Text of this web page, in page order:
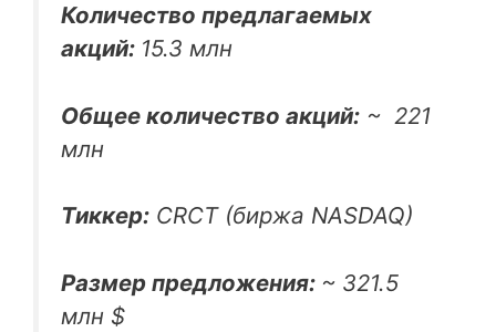
Количество предлагаемых
акций: 15.3 млн
Общее количество акций: ~ 221
млн
Тиккер: CRCT (биржа NASDAQ)
Размер предложения: ~ 321.5
млн $